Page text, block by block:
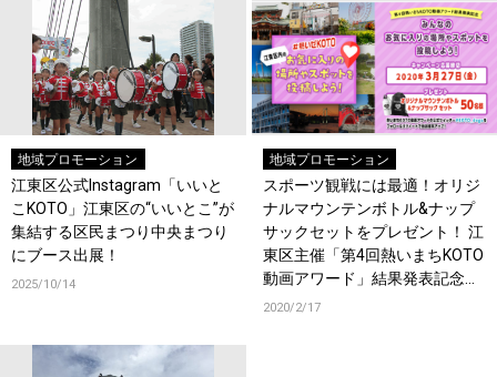
地域プロモーション
江東区公式Instagram「いいと
こKOTO」江東区の“いいとこ”が
集結する区民まつり中央まつり
にブース出展！
2025/10/14
地域プロモーション
スポーツ観戦には最適！オリジ
ナルマウンテンボトル&ナップ
サックセットをプレゼント！ 江
東区主催「第4回熱いまちKOTO
動画アワード」結果発表記念キ
ャンペーンスタート！
2020/2/17